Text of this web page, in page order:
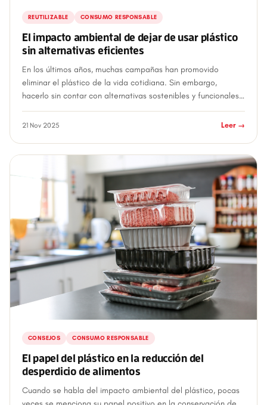
REUTILIZABLE CONSUMO RESPONSABLE
El impacto ambiental de dejar de usar plástico
sin alternativas eficientes
En los últimos años, muchas campañas han promovido
eliminar el plástico de la vida cotidiana. Sin embargo,
hacerlo sin contar con alternativas sostenibles y funcionales
puede generar un efecto contrar...
21 Nov 2025 Leer →
CONSEJOS CONSUMO RESPONSABLE
El papel del plástico en la reducción del
desperdicio de alimentos
Cuando se habla del impacto ambiental del plástico, pocas